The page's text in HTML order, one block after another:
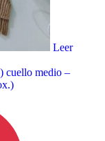
Leer
cuello medio –